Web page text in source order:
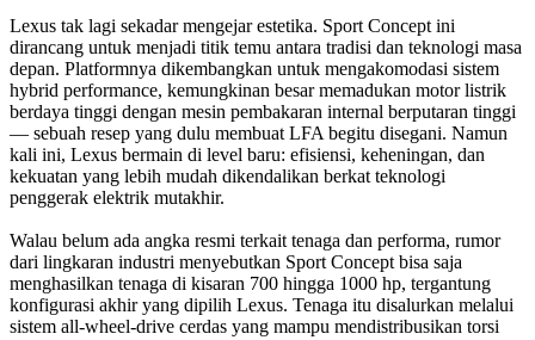
Lexus tak lagi sekadar mengejar estetika. Sport Concept ini
dirancang untuk menjadi titik temu antara tradisi dan teknologi masa
depan. Platformnya dikembangkan untuk mengakomodasi sistem
hybrid performance, kemungkinan besar memadukan motor listrik
berdaya tinggi dengan mesin pembakaran internal berputaran tinggi
— sebuah resep yang dulu membuat LFA begitu disegani. Namun
kali ini, Lexus bermain di level baru: efisiensi, keheningan, dan
kekuatan yang lebih mudah dikendalikan berkat teknologi
penggerak elektrik mutakhir.
Walau belum ada angka resmi terkait tenaga dan performa, rumor
dari lingkaran industri menyebutkan Sport Concept bisa saja
menghasilkan tenaga di kisaran 700 hingga 1000 hp, tergantung
konfigurasi akhir yang dipilih Lexus. Tenaga itu disalurkan melalui
sistem all-wheel-drive cerdas yang mampu mendistribusikan torsi